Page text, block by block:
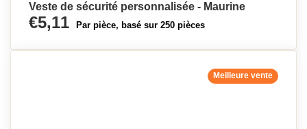
Veste de sécurité personnalisée - Maurine
€5,11 Par pièce, basé sur 250 pièces
Meilleure vente